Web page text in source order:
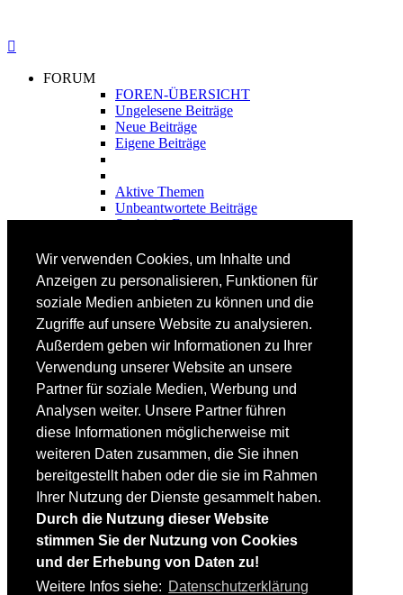
Wir verwenden Cookies, um Inhalte und
Anzeigen zu personalisieren, Funktionen für
soziale Medien anbieten zu können und die
Zugriffe auf unsere Website zu analysieren.
Außerdem geben wir Informationen zu Ihrer
Verwendung unserer Website an unsere
Partner für soziale Medien, Werbung und
Analysen weiter. Unsere Partner führen
diese Informationen möglicherweise mit
weiteren Daten zusammen, die Sie ihnen
bereitgestellt haben oder die sie im Rahmen
Ihrer Nutzung der Dienste gesammelt haben.
Durch die Nutzung dieser Website
stimmen Sie der Nutzung von Cookies
und der Erhebung von Daten zu!
Weitere Infos siehe: Datenschutzerklärung
FORUM
FOREN-ÜBERSICHT
Ungelesene Beiträge
Neue Beiträge
Eigene Beiträge
Aktive Themen
Unbeantwortete Beiträge
Suche im Forum
FAHRTECHNIK
Fortgeschrittene
Lehrplan
Videoanalyse
SKI
SKITEST
Ski-FAQ
Tipps Ski-Kauf
Ski-Typen
Skishops
EQUIPMENT
Skibekleidung
Skischuhe
Bootfitting
Skihelme
Skiservice selbst